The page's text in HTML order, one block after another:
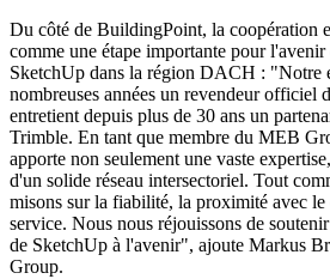
Du côté de BuildingPoint, la coopération
comme une étape importante pour l'avenir
SketchUp dans la région DACH : "Notre
nombreuses années un revendeur officiel
entretient depuis plus de 30 ans un
Trimble. En tant que membre du MEB
apporte non seulement une vaste
d'un solide réseau intersectoriel. Tout
misons sur la fiabilité, la proximité avec
service. Nous nous réjouissons de
de SketchUp à l'avenir", ajoute Markus
Group.